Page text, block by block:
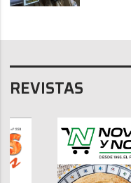
REVISTAS